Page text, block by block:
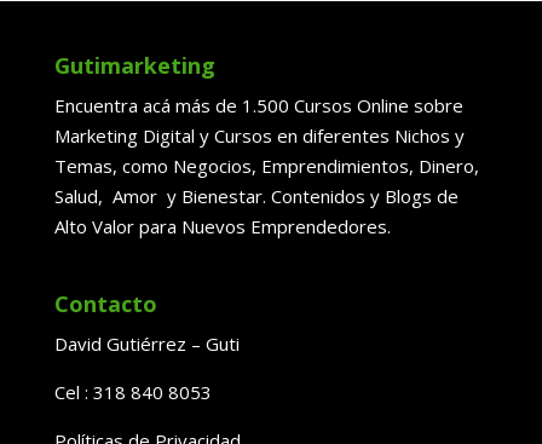
Gutimarketing
Encuentra acá más de 1.500 Cursos Online sobre
Marketing Digital y Cursos en diferentes Nichos y
Temas, como Negocios, Emprendimientos, Dinero,
Salud, Amor y Bienestar. Contenidos y Blogs de
Alto Valor para Nuevos Emprendedores.
Contacto
David Gutiérrez – Guti
Cel : 318 840 8053